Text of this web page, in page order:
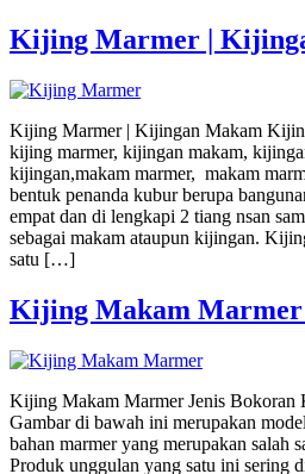
Kijing Marmer |
Kijing Marmer | Kijingan Makam
kijing marmer, kijingan makam,
kijingan,makam marmer, makam
bentuk penanda kubur berupa
empat dan di lengkapi 2 tiang nsan
sebagai makam ataupun kijingan.
satu […]
Kijing Makam Marmer
Kijing Makam Marmer Jenis
Gambar di bawah ini merupakan
bahan marmer yang merupakan salah
Produk unggulan yang satu ini sering